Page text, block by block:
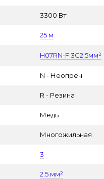
3300 Вт
25 м
H07RN-F 3G2.5мм²
N - Неопрен
R - Резина
Медь
Многожильная
3
2.5 мм²